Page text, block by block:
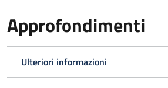
Approfondimenti
Ulteriori informazioni